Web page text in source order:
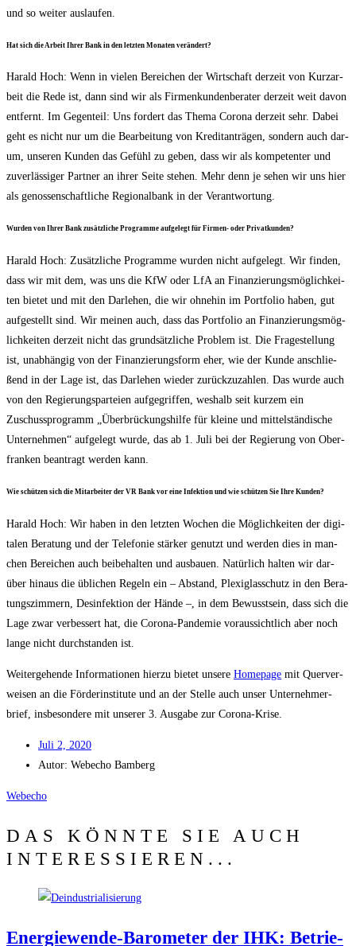
und so wei­ter aus­lau­fen.
Hat sich die Arbeit Ihrer Bank in den letz­ten Mona­ten verändert?
Harald Hoch: Wenn in vie­len Berei­chen der Wirt­schaft der­zeit von Kurz­ar­
beit die Rede ist, dann sind wir als Fir­men­kun­den­be­ra­ter der­zeit weit davon
ent­fernt. Im Gegen­teil: Uns for­dert das The­ma Coro­na der­zeit sehr. Dabei
geht es nicht nur um die Bear­bei­tung von Kre­dit­an­trä­gen, son­dern auch dar­
um, unse­ren Kun­den das Gefühl zu geben, dass wir als kom­pe­ten­ter und
zuver­läs­si­ger Part­ner an ihrer Sei­te ste­hen. Mehr denn je sehen wir uns hier
als genos­sen­schaft­li­che Regio­nal­bank in der Verantwortung.
Wur­den von Ihrer Bank zusätz­li­che Pro­gram­me auf­ge­legt für Fir­men- oder Privatkunden?
Harald Hoch: Zusätz­li­che Pro­gram­me wur­den nicht auf­ge­legt. Wir fin­den,
dass wir mit dem, was uns die KfW oder LfA an Finan­zie­rungs­mög­lich­kei­
ten bie­tet und mit den Dar­le­hen, die wir ohne­hin im Port­fo­lio haben, gut
auf­ge­stellt sind. Wir mei­nen auch, dass das Port­fo­lio an Finan­zie­rungs­mög­
lich­kei­ten der­zeit nicht das grund­sätz­li­che Pro­blem ist. Die Fra­ge­stel­lung
ist, unab­hän­gig von der Finan­zie­rungs­form eher, wie der Kun­de anschlie­
ßend in der Lage ist, das Dar­le­hen wie­der zurück­zu­zah­len. Das wur­de auch
von den Regie­rungs­par­tei­en auf­ge­grif­fen, wes­halb seit kur­zem ein
Zuschuss­pro­gramm „Über­brü­ckungs­hil­fe für klei­ne und mit­tel­stän­di­sche
Unter­neh­men“ auf­ge­legt wur­de, das ab 1. Juli bei der Regie­rung von Ober­
fran­ken bean­tragt wer­den kann.
Wie schüt­zen sich die Mit­ar­bei­ter der VR Bank vor eine Infek­ti­on und wie schüt­zen Sie Ihre Kunden?
Harald Hoch: Wir haben in den letz­ten Wochen die Mög­lich­kei­ten der digi­
ta­len Bera­tung und der Tele­fo­nie stär­ker genutzt und wer­den dies in man­
chen Berei­chen auch bei­be­hal­ten und aus­bau­en. Natür­lich hal­ten wir dar­
über hin­aus die übli­chen Regeln ein – Abstand, Ple­xi­glas­schutz in den Bera­
tungs­zim­mern, Des­in­fek­ti­on der Hän­de –, in dem Bewusst­sein, dass sich die
Lage zwar ver­bes­sert hat, die Coro­na-Pan­de­mie vor­aus­sicht­lich aber noch
lan­ge nicht durch­stan­den ist.
Wei­ter­ge­hen­de Infor­ma­tio­nen hier­zu bie­tet unse­re Home­page mit Quer­ver­
wei­sen an die För­der­insti­tu­te und an der Stel­le auch unser Unter­neh­mer­
brief, ins­be­son­de­re mit unse­rer 3. Aus­ga­be zur Corona-Krise.
Juli 2, 2020
Autor: Web­echo Bamberg
Web­echo
DAS KÖNNTE SIE AUCH
INTERESSIEREN...
Ener­gie­wen­de-Baro­me­ter der IHK: Betrie­